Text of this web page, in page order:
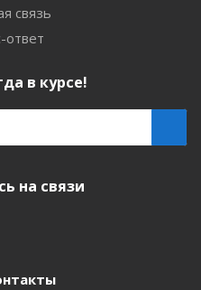
связь
ответ
в курсе!
на связи